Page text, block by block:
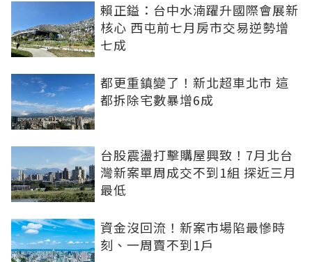
賴正鎰：台中水湳躍升國際會展新
核心 西屯前七月房市交易逆勢增
七成
都更重鎮變了！新北超車北市 這
都拆除宅數暴增6成
台股震盪打擊購屋興致！7月北台
灣新案單周成交不到1組 探近三月
最低
資金沒回流！新案市場陷最慘時
刻、一周賣不到1戶